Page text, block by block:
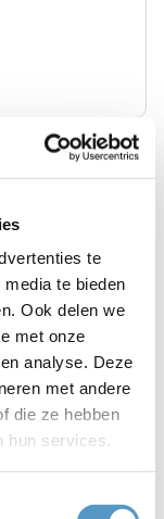
te
te bieden
Ook delen we
met onze
analyse. Deze
met andere
die ze hebben
hun services.